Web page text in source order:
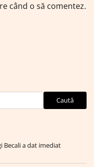
când o să comentez.
Caută
Becali a dat imediat